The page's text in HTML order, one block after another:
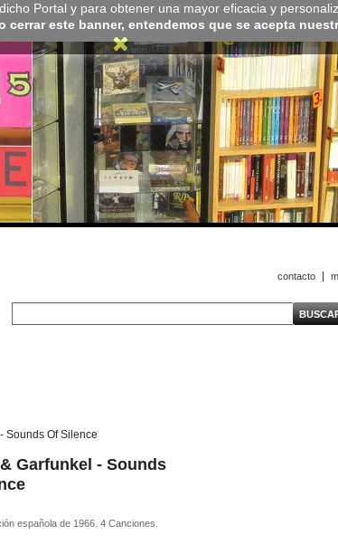
Portal y para obtener una mayor eficacia y
cerrar este banner, entendemos que se acepta
contacto
Sounds Of Silence
Garfunkel - Sounds
española de 1966. 4 Canciones.